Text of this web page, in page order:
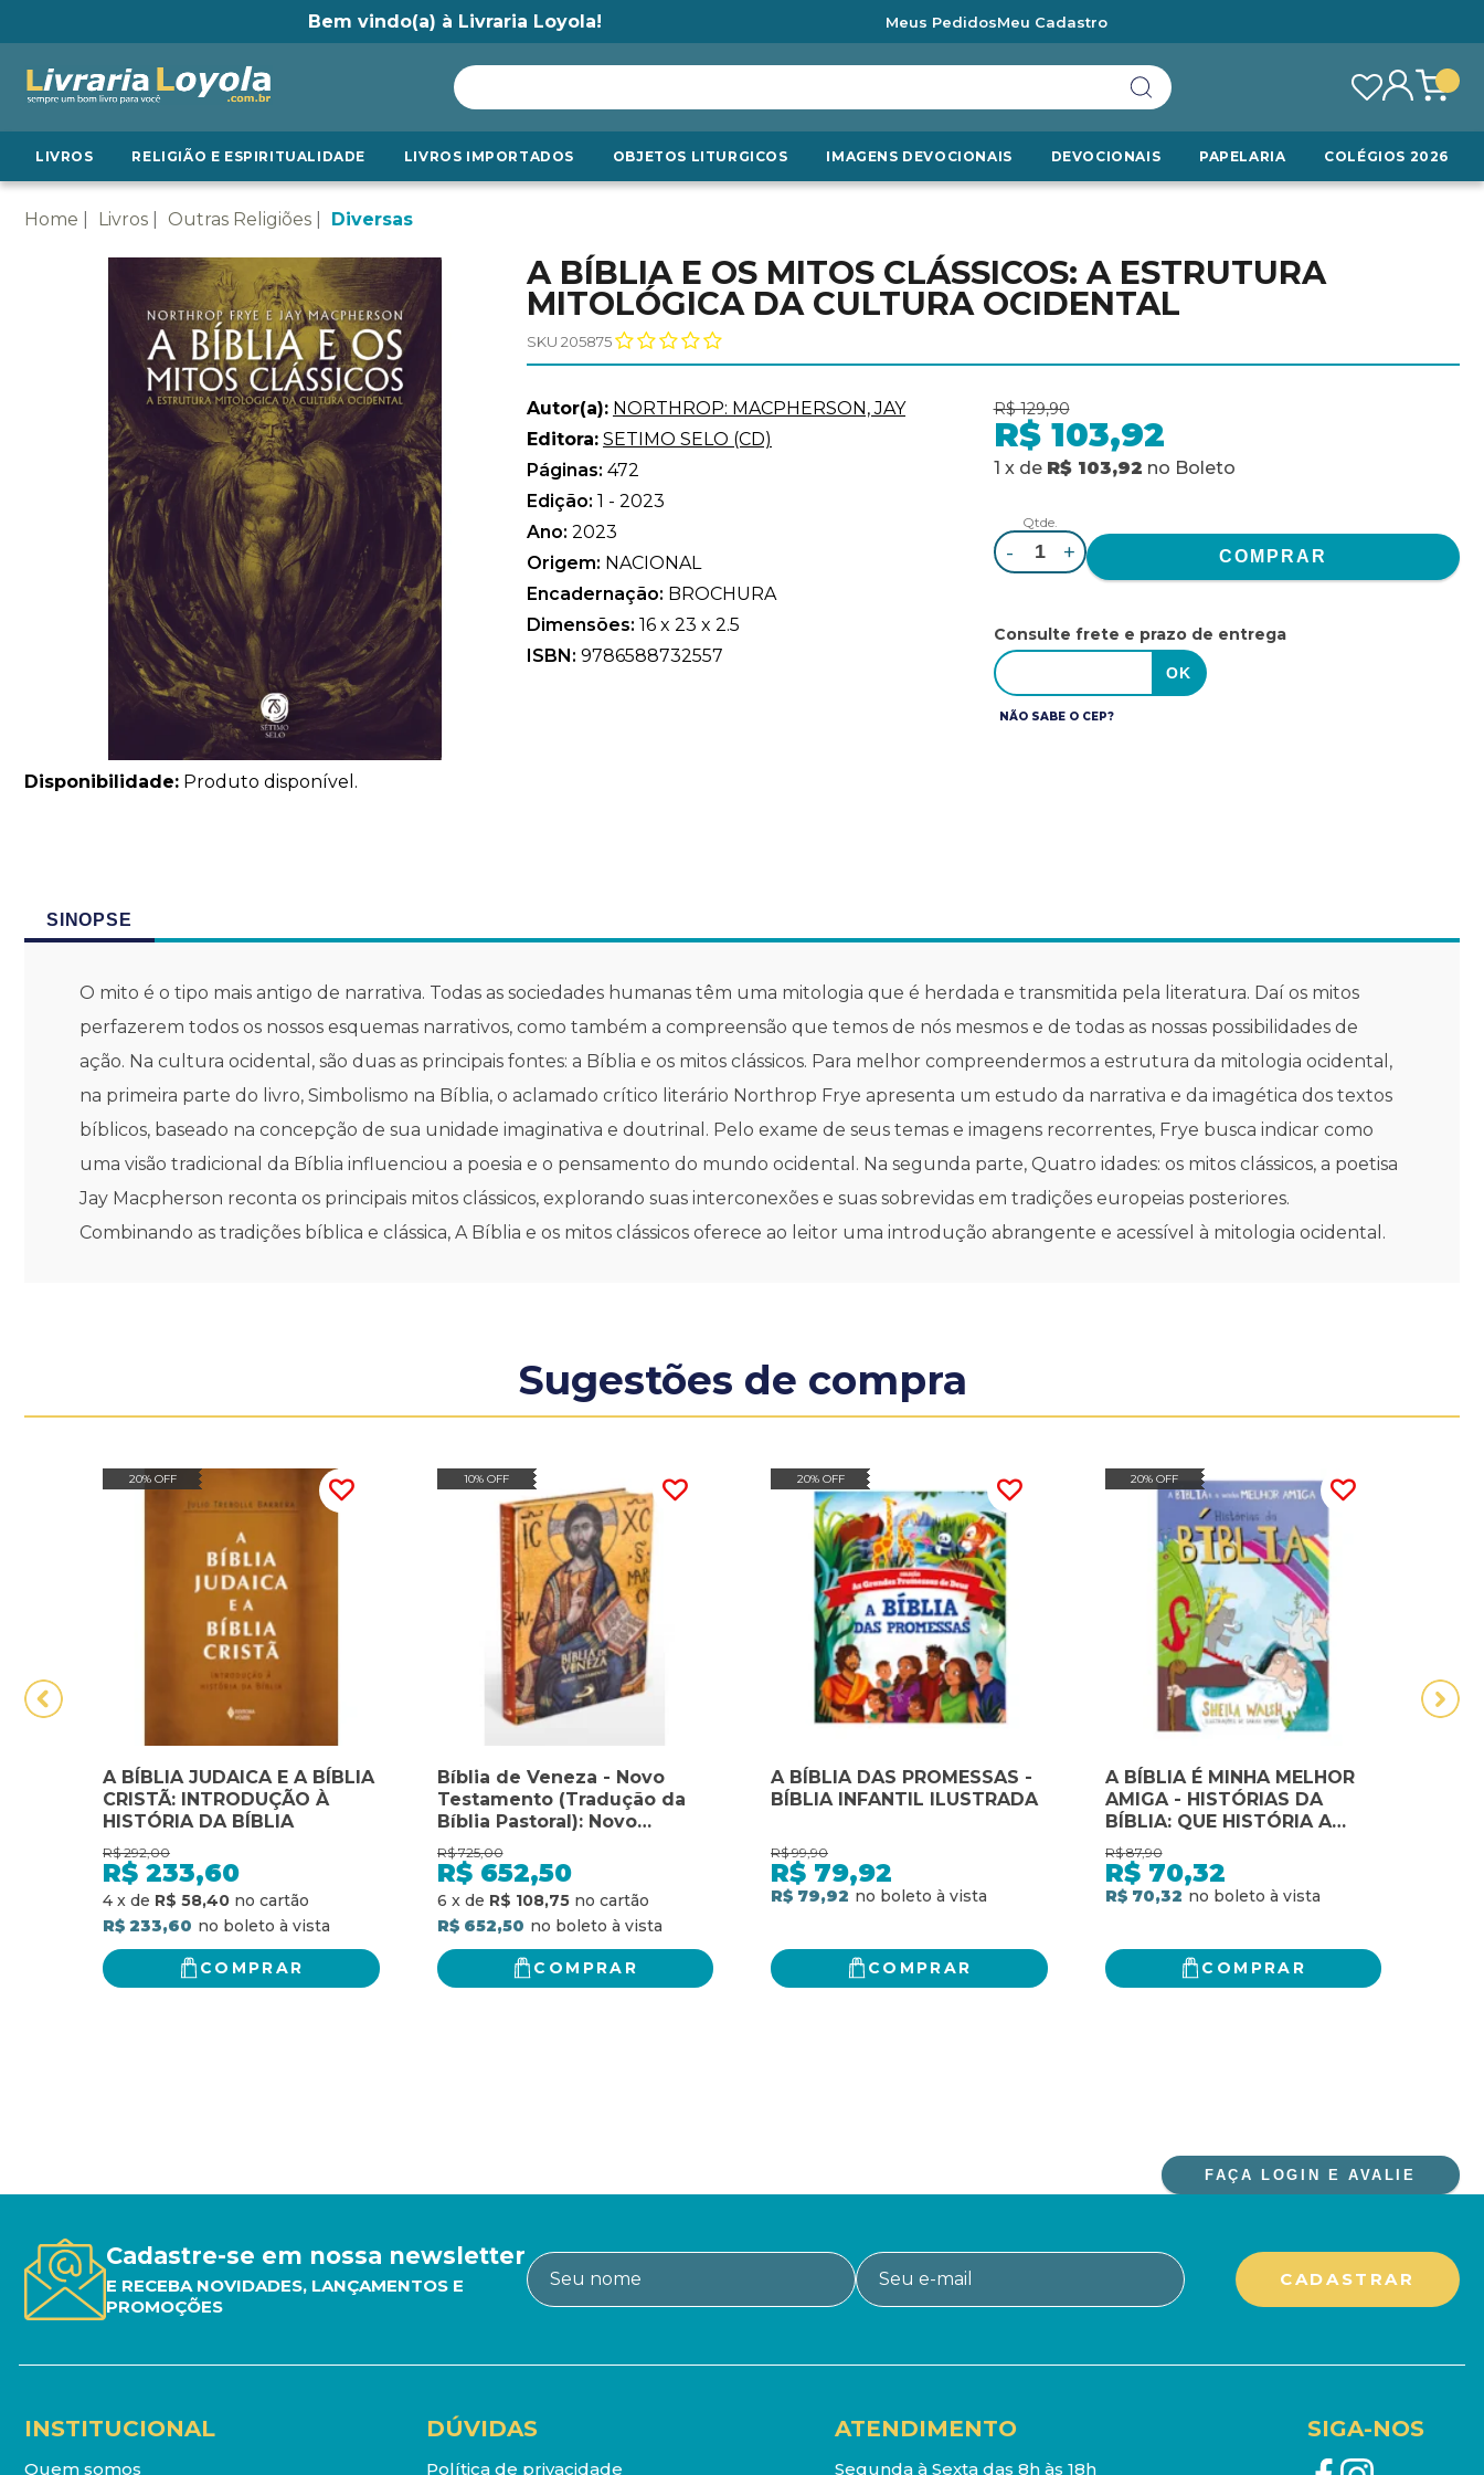
Bem vindo(a) à Livraria Loyola! Meus PedidosMeu Cadastro
LIVROS RELIGIÃO E ESPIRITUALIDADE LIVROS IMPORTADOS OBJETOS LITURGICOS IMAGENS DEVOCIONAIS DEVOCIONAIS PAPELARIA COLÉGIOS 2026
Home Livros Outras Religiões Diversas
Disponibilidade: Produto disponível.
A BÍBLIA E OS MITOS CLÁSSICOS: A ESTRUTURA
MITOLÓGICA DA CULTURA OCIDENTAL
SKU 205875
Autor(a): NORTHROP: MACPHERSON, JAY
Editora: SETIMO SELO (CD)
Páginas: 472
Edição: 1 - 2023
Ano: 2023
Origem: NACIONAL
Encadernação: BROCHURA
Dimensões: 16 x 23 x 2.5
ISBN: 9786588732557
R$ 129,90
R$ 103,92
1 x de R$ 103,92 no Boleto
Qtde.
- +
Consulte frete e prazo de entrega
NÃO SABE O CEP?
SINOPSE
O mito é o tipo mais antigo de narrativa. Todas as sociedades humanas têm uma mitologia que é herdada e transmitida pela literatura. Daí os mitos
perfazerem todos os nossos esquemas narrativos, como também a compreensão que temos de nós mesmos e de todas as nossas possibilidades de
ação. Na cultura ocidental, são duas as principais fontes: a Bíblia e os mitos clássicos. Para melhor compreendermos a estrutura da mitologia ocidental,
na primeira parte do livro, Simbolismo na Bíblia, o aclamado crítico literário Northrop Frye apresenta um estudo da narrativa e da imagética dos textos
bíblicos, baseado na concepção de sua unidade imaginativa e doutrinal. Pelo exame de seus temas e imagens recorrentes, Frye busca indicar como
uma visão tradicional da Bíblia influenciou a poesia e o pensamento do mundo ocidental. Na segunda parte, Quatro idades: os mitos clássicos, a poetisa
Jay Macpherson reconta os principais mitos clássicos, explorando suas interconexões e suas sobrevidas em tradições europeias posteriores.
Combinando as tradições bíblica e clássica, A Bíblia e os mitos clássicos oferece ao leitor uma introdução abrangente e acessível à mitologia ocidental.
Sugestões de compra
20% OFF
A BÍBLIA JUDAICA E A BÍBLIA
CRISTÃ: INTRODUÇÃO À
HISTÓRIA DA BÍBLIA
R$ 292,00
R$ 233,60
4 x de R$ 58,40
R$ 233,60
COMPRAR
10% OFF
Bíblia de Veneza - Novo
Testamento (Tradução da
Bíblia Pastoral): Novo
Testamento - Tradução da
Bíblia Pastoral
R$ 725,00
R$ 652,50
6 x de R$ 108,75
R$ 652,50
COMPRAR
20% OFF
A BÍBLIA DAS PROMESSAS -
BÍBLIA INFANTIL ILUSTRADA
R$ 99,90
R$ 79,92
R$ 79,92
COMPRAR
20% OFF
A BÍBLIA É MINHA MELHOR
AMIGA - HISTÓRIAS DA
BÍBLIA: QUE HISTÓRIA A
BÍBLIA TEM PARA VOCÊ
EXPLORAR ESTA SEMANA?
R$ 87,90
R$ 70,32
R$ 70,32
COMPRAR
FAÇA LOGIN E AVALIE
Cadastre-se em nossa newsletter
E RECEBA NOVIDADES, LANÇAMENTOS E
PROMOÇÕES
INSTITUCIONAL
Quem somos
DÚVIDAS
Política de privacidade
ATENDIMENTO
Segunda à Sexta das 8h às 18h
SIGA-NOS